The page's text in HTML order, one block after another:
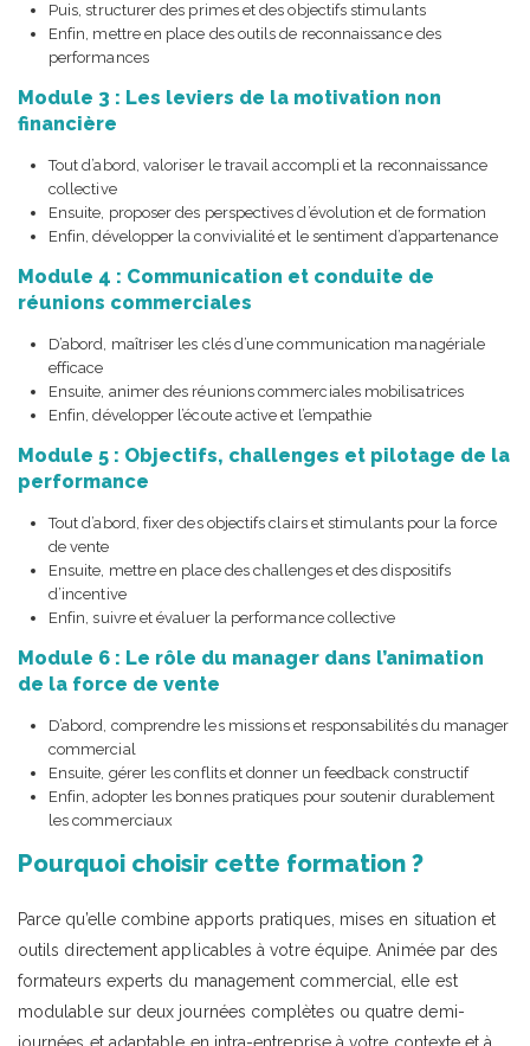
Puis, structurer des primes et des objectifs stimulants
Enfin, mettre en place des outils de reconnaissance des
performances
Module 3 : Les leviers de la motivation non
financière
Tout d’abord, valoriser le travail accompli et la reconnaissance
collective
Ensuite, proposer des perspectives d’évolution et de formation
Enfin, développer la convivialité et le sentiment d’appartenance
Module 4 : Communication et conduite de
réunions commerciales
D’abord, maîtriser les clés d’une communication managériale
efficace
Ensuite, animer des réunions commerciales mobilisatrices
Enfin, développer l’écoute active et l’empathie
Module 5 : Objectifs, challenges et pilotage de la
performance
Tout d’abord, fixer des objectifs clairs et stimulants pour la force
de vente
Ensuite, mettre en place des challenges et des dispositifs
d’incentive
Enfin, suivre et évaluer la performance collective
Module 6 : Le rôle du manager dans l’animation
de la force de vente
D’abord, comprendre les missions et responsabilités du manager
commercial
Ensuite, gérer les conflits et donner un feedback constructif
Enfin, adopter les bonnes pratiques pour soutenir durablement
les commerciaux
Pourquoi choisir cette formation ?
Parce qu’elle combine apports pratiques, mises en situation et
outils directement applicables à votre équipe. Animée par des
formateurs experts du management commercial, elle est
modulable sur deux journées complètes ou quatre demi-